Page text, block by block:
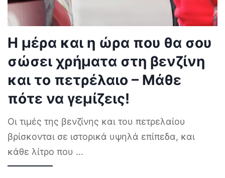
Η μέρα και η ώρα που θα σου
σώσει χρήματα στη βενζίνη
και το πετρέλαιο – Μάθε
πότε να γεμίζεις!
Οι τιμές της βενζίνης και του πετρελαίου
βρίσκονται σε ιστορικά υψηλά επίπεδα, και
κάθε λίτρο που ...